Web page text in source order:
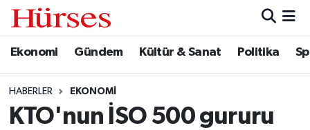
Ekonomi Gündem Kültür & Sanat Politika
HABERLER EKONOMI
KTO'nun İSO 500 gururu
Ekonomi
Gündem
Kültür & Sanat
Hava Durumu
Trafik Durumu
Süper Lig Puan Durumu ve Fikstür